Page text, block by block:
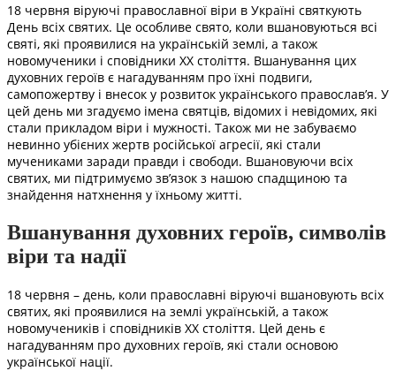
18 червня віруючі православної віри в Україні святкують
День всіх святих. Це особливе свято, коли вшановуються всі
святі, які проявилися на українській землі, а також
новомученики і сповідники ХХ століття. Вшанування цих
духовних героїв є нагадуванням про їхні подвиги,
самопожертву і внесок у розвиток українського православ’я. У
цей день ми згадуємо імена святців, відомих і невідомих, які
стали прикладом віри і мужності. Також ми не забуваємо
невинно убієних жертв російської агресії, які стали
мучениками заради правди і свободи. Вшановуючи всіх
святих, ми підтримуємо зв’язок з нашою спадщиною та
знайдення натхнення у їхньому житті.
Вшанування духовних героїв, символів
віри та надії
18 червня – день, коли православні віруючі вшановують всіх
святих, які проявилися на землі українській, а також
новомучеників і сповідників ХХ століття. Цей день є
нагадуванням про духовних героїв, які стали основою
української нації.